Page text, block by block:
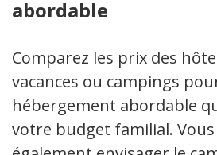
abordable
Comparez les prix des
vacances ou campings
hébergement abordable
votre budget familial.